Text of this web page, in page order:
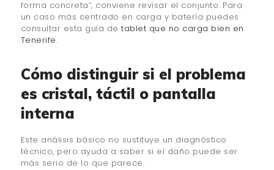
forma concreta”, conviene revisar el conjunto. Para
un caso más centrado en carga y batería puedes
consultar esta guía detablet que no carga bien en
Tenerife.
Cómo distinguir si el problema
es cristal, táctil o pantalla
interna
Este análisis básico no sustituye un diagnóstico
técnico, pero ayuda a saber si el daño puede ser
más serio de lo que parece.